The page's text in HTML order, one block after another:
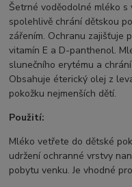
Šetrné voděodolné mléko s
spolehlivě chrání dětskou
zářením. Ochranu zajišťuje
vitamín E a D-panthenol.
slunečního erytému a
Obsahuje éterický olej z
pokožku nejmenších dětí.
Použití:
Mléko vetřete do dětské
udržení ochranné vrstvy
pobytu venku. Je vhodné